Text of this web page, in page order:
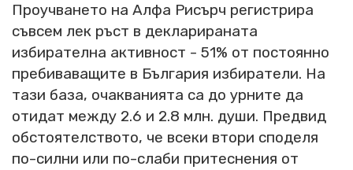
Проучването на Алфа Рисърч регистрира
съвсем лек ръст в декларираната
избирателна активност - 51% от постоянно
пребиваващите в България избиратели. На
тази база, очакванията са до урните да
отидат между 2.6 и 2.8 млн. души. Предвид
обстоятелството, че всеки втори споделя
по-силни или по-слаби притеснения от